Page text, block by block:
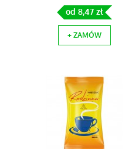
od 8,47 zł
+ ZAMÓW